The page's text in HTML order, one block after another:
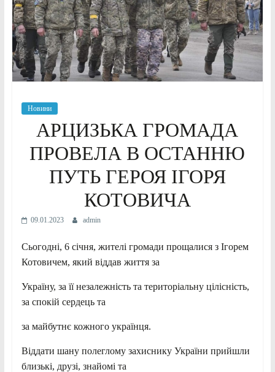
Новини
АРЦИЗЬКА ГРОМАДА
ПРОВЕЛА В ОСТАННЮ
ПУТЬ ГЕРОЯ ІГОРЯ
КОТОВИЧА
09.01.2023 admin
Сьогодні, 6 січня, жителі громади прощалися з Ігорем
Котовичем, який віддав життя за
Україну, за її незалежність та територіальну цілісність,
за спокій сердець та
за майбутнє кожного українця.
Віддати шану полеглому захиснику України прийшли
близькі, друзі, знайомі та